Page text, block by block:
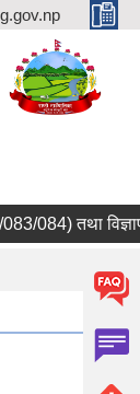
084) तथा